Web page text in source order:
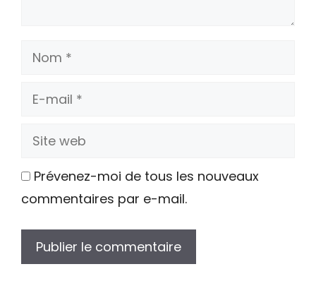
Nom
E-
Site
Prévenez-moi de tous les nouveaux
commentaires par e-mail.